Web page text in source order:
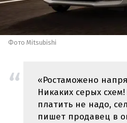
Фото Mitsubishi
«Ростаможено
Никаких серых
платить не надо,
пишет продавец в